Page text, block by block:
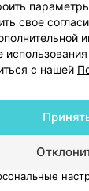
УНП
Толбухина, 2,
поддержки
свое
с нашей